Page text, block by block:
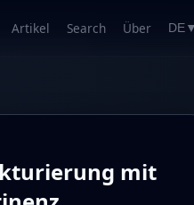
Artikel Search Über DE ▼
mit